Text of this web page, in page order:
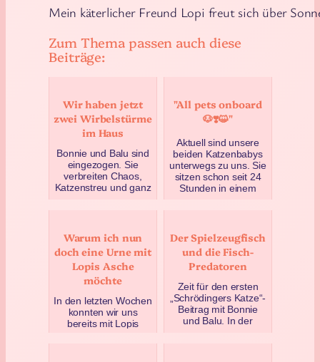
Mein käterlicher Freund Lopi freut sich über
Zum Thema passen auch diese
Beiträge:
Der Spielzeugfisch
und die Fisch-
Predatoren
Zeit für den ersten
„Schrödingers Katze“-
Beitrag mit Bonnie
und Balu. In der
Wir haben jetzt
zwei Wirbelstürme
im Haus
Bonnie und Balu sind
eingezogen. Sie
verbreiten Chaos,
Katzenstreu und ganz
Mai 12, 2025
"All pets onboard
🐶❣️😺"
Aktuell sind unsere
beiden Katzenbabys
unterwegs zu uns. Sie
sitzen schon seit 24
Stunden in einem
Warum ich nun
doch eine Urne mit
Lopis Asche
möchte
In den letzten Wochen
konnten wir uns
bereits mit Lopis